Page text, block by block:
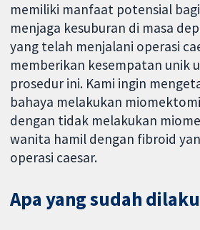
memiliki manfaat potensial
menjaga kesuburan di masa
yang telah menjalani operasi
memberikan kesempatan unik
prosedur ini. Kami ingin
bahaya melakukan
dengan tidak melakukan
wanita hamil dengan fibroid
operasi caesar.
Apa yang sudah